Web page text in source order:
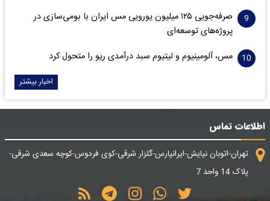
صرفه‌جویی ۱۲۵ میلیون یورویی مس ایران با بومی‌سازی در
پروژه‌های توسعه‌ای
مس، آلومینیوم و لیتیوم سبد درآمدی ریو را متحول کرد
اخبار بیشتر
اطلاعات تماس
تهران-اتوبان نیایش-ایرانپارس-گلزار شرقی-کوی فردوس-کوچه سعدی شرقی-
پلاک 14 واحد 7